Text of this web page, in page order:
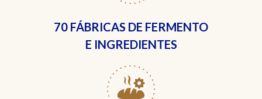
70 FÁBRICAS DE FERMENTO
E INGREDIENTES